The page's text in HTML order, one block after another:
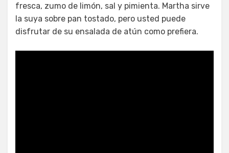
fresca, zumo de limón, sal y pimienta. Martha sirve
la suya sobre pan tostado, pero usted puede
disfrutar de su ensalada de atún como prefiera.